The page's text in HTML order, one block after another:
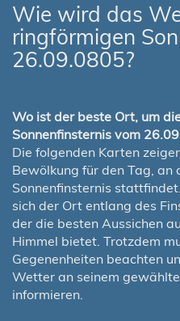
Wie wird das
ringförmigen
26.09.0805?
Wo ist der beste Ort, um
Sonnenfinsternis vom
Die folgenden Karten
Bewölkung für den Tag, an
Sonnenfinsternis
sich der Ort entlang des
der die besten Aussichen
Himmel bietet. Trotzdem
Gegenenheiten beachten
Wetter an seinem
informieren.